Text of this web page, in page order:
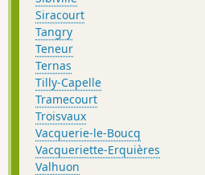
Siracourt
Tangry
Teneur
Ternas
Tilly-Capelle
Tramecourt
Troisvaux
Vacquerie-le-Boucq
Vacqueriette-Erquières
Valhuon